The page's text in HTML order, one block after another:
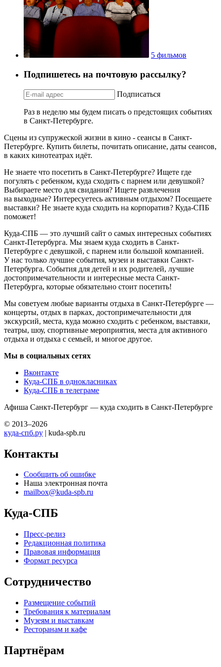
5 фильмов
Подпишетесь на почтовую рассылку?
Подписаться
Раз в неделю мы будем писать о предстоящих событиях
в Санкт-Петербурге.
Сцены из супружеской жизни в кино - сеансы в Санкт-
Петербурге. Купить билеты, почитать описание, даты сеансов,
в каких кинотеатрах идёт.
Не знаете что посетить в Санкт-Петербурге? Ищете где
погулять с ребенком, куда сходить с парнем или девушкой?
Выбираете место для свидания? Ищете развлечения
на выходные? Интересуетесь активным отдыхом? Посещаете
выставки? Не знаете куда сходить на корпоратив? Куда-СПБ
поможет!
Куда-СПБ — это лучший сайт о самых интересных событиях
Санкт-Петербурга. Мы знаем куда сходить в Санкт-
Петербурге с девушкой, с парнем или большой компанией.
У нас только лучшие события, музеи и выставки Санкт-
Петербурга. События для детей и их родителей, лучшие
достопримечательности и интересные места Санкт-
Петербурга, которые обязательно стоит посетить!
Мы советуем любые варианты отдыха в Санкт-Петербурге —
концерты, отдых в парках, достопримечательности для
экскурсий, места, куда можно сходить с ребенком, выставки,
театры, шоу, спортивные мероприятия, места для активного
отдыха и отдыха с семьей, и многое другое.
Мы в социальных сетях
Вконтакте
Куда-СПБ в однокласниках
Куда-СПБ в телеграме
Афиша Санкт-Петербург — куда сходить в Санкт-Петербурге
© 2013–2026
куда-спб.ру | kuda-spb.ru
Контакты
Сообщить об ошибке
Наша электронная почта
mailbox@kuda-spb.ru
Куда-СПБ
Пресс-релиз
Редакционная политика
Правовая информация
Формат ресурса
Сотрудничество
Размещение событий
Требования к материалам
Музеям и выставкам
Ресторанам и кафе
Партнёрам